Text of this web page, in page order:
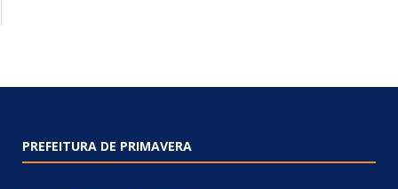
PREFEITURA DE PRIMAVERA